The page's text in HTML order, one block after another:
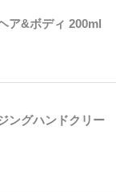
ア&ボディ 200ml
ングハンドクリー